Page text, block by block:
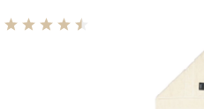
Durchschnittliche Bewertung